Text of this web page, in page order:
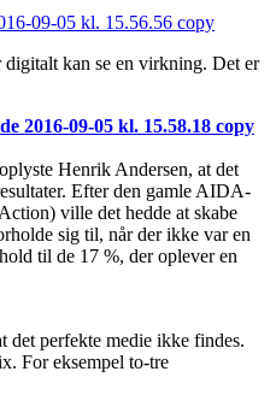
digitalt kan se en virkning. Det er
Henrik Andersen, at det
Efter den gamle AIDA-
ville det hedde at skabe
sig til, når der ikke var en
til de 17 %, der oplever en
det perfekte medie ikke findes.
For eksempel to-tre